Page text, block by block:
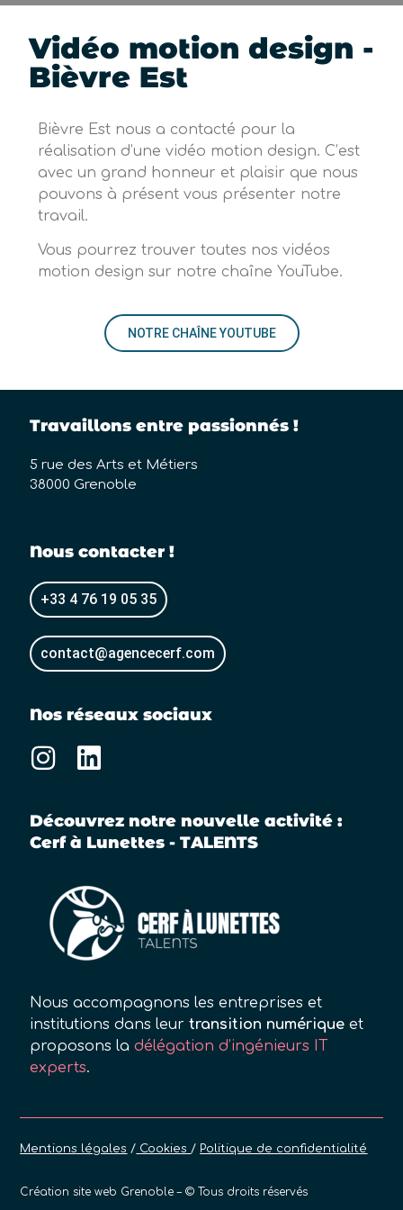
Vidéo motion design -
Bièvre Est
Bièvre Est nous a contacté pour la
réalisation d’une vidéo motion design. C’est
avec un grand honneur et plaisir que nous
pouvons à présent vous présenter notre
travail.
Vous pourrez trouver toutes nos vidéos
motion design sur notre chaîne YouTube.
NOTRE CHAÎNE YOUTUBE
Travaillons entre passionnés​ !
5 rue des Arts et Métiers
38000 Grenoble
Nous contacter !
+33 4 76 19 05 35
contact@agencecerf.com
Nos réseaux sociaux
Découvrez notre nouvelle activité :
Cerf à Lunettes - TALENTS
Nous accompagnons les entreprises et
institutions dans leur transition numérique et
proposons ladélégation d’ingénieurs IT
experts.
Création site web Grenoble –© Tous droits réservés
Mentions légales / Cookies/ Politique de confidentialité